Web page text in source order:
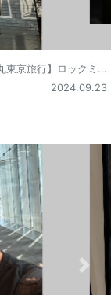
東京旅行】ロックミ...
2024.09.23